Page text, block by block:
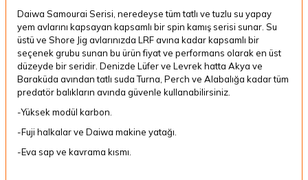
Daiwa Samourai Serisi, neredeyse tüm tatlı ve tuzlu su yapay
yem avlarını kapsayan kapsamlı bir spin kamış serisi sunar. Su
üstü ve Shore Jig avlarınızda LRF avına kadar kapsamlı bir
seçenek grubu sunan bu ürün fiyat ve performans olarak en üst
düzeyde bir seridir. Denizde Lüfer ve Levrek hatta Akya ve
Baraküda avından tatlı suda Turna, Perch ve Alabalığa kadar tüm
predatör balıkların avında güvenle kullanabilirsiniz.
-Yüksek modül karbon.
-Fuji halkalar ve Daiwa makine yatağı.
-Eva sap ve kavrama kısmı.